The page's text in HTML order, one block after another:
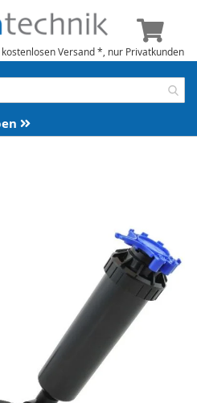
Versand *, nur Privatkunden
Mein